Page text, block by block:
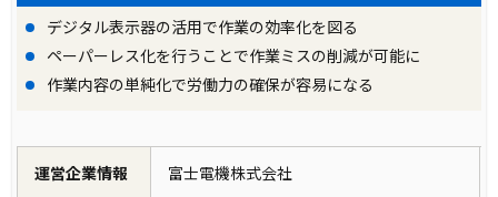
デジタル表示器の活用で作業の効率化を図る
ペーパーレス化を行うことで作業ミスの削減が可能に
作業内容の単純化で労働力の確保が容易になる
運営企業情報 富士電機株式会社